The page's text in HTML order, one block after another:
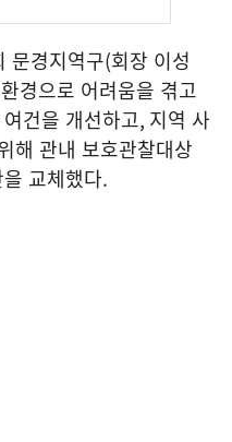
문경지역구(회장 이성
경으로 어려움을 겪고
건을 개선하고, 지역 사
해 관내 보호관찰대상
교체했다.